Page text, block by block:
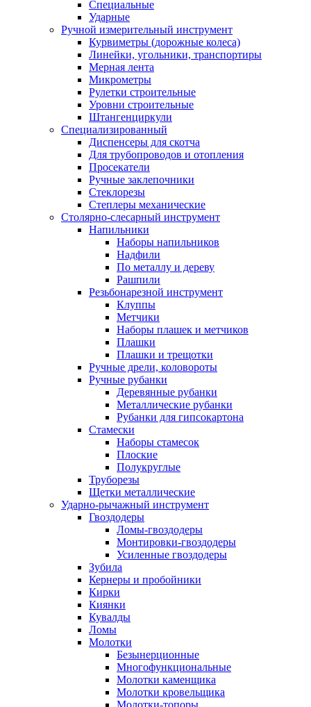
Специальные
Ударные
Ручной измерительный инструмент
Курвиметры (дорожные колеса)
Линейки, угольники, транспортиры
Мерная лента
Микрометры
Рулетки строительные
Уровни строительные
Штангенциркули
Специализированный
Диспенсеры для скотча
Для трубопроводов и отопления
Просекатели
Ручные заклепочники
Стеклорезы
Степлеры механические
Столярно-слесарный инструмент
Напильники
Наборы напильников
Надфили
По металлу и дереву
Рашпили
Резьбонарезной инструмент
Клуппы
Метчики
Наборы плашек и метчиков
Плашки
Плашки и трещотки
Ручные дрели, коловороты
Ручные рубанки
Деревянные рубанки
Металлические рубанки
Рубанки для гипсокартона
Стамески
Наборы стамесок
Плоские
Полукруглые
Труборезы
Щетки металлические
Ударно-рычажный инструмент
Гвоздодеры
Ломы-гвоздодеры
Монтировки-гвоздодеры
Усиленные гвоздодеры
Зубила
Кернеры и пробойники
Кирки
Киянки
Кувалды
Ломы
Молотки
Безынерционные
Многофункциональные
Молотки каменщика
Молотки кровельщика
Молотки-топоры